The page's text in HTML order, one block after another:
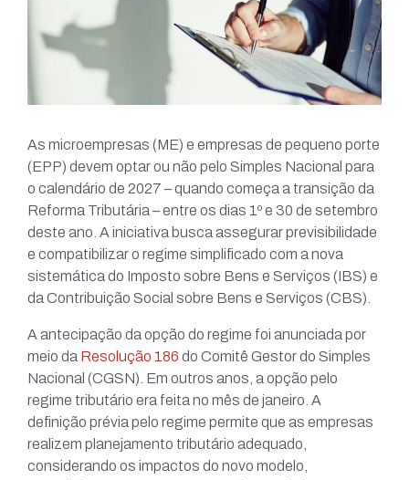
As microempresas (ME) e empresas de pequeno porte
(EPP) devem optar ou não pelo Simples Nacional para
o calendário de 2027 – quando começa a transição da
Reforma Tributária – entre os dias 1º e 30 de setembro
deste ano. A iniciativa busca assegurar previsibilidade
e compatibilizar o regime simplificado com a nova
sistemática do Imposto sobre Bens e Serviços (IBS) e
da Contribuição Social sobre Bens e Serviços (CBS).
A antecipação da opção do regime foi anunciada por
meio da Resolução 186 do Comitê Gestor do Simples
Nacional (CGSN). Em outros anos, a opção pelo
regime tributário era feita no mês de janeiro. A
definição prévia pelo regime permite que as empresas
realizem planejamento tributário adequado,
considerando os impactos do novo modelo,